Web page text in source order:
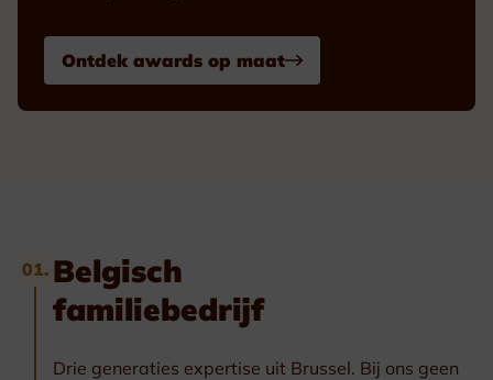
Ontdek awards op maat
01. Belgisch
familiebedrijf
Drie generaties expertise uit Brussel. Bij ons geen